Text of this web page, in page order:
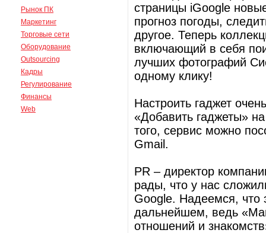
Рынок ПК
Маркетинг
Торговые сети
Оборудование
Outsourcing
Кадры
Регулирование
Финансы
Web
страницы iGoogle
прогноз погоды,
другое. Теперь
включающий в себя
лучших фотографий
одному клику!
Настроить гаджет
«Добавить гаджеты»
того, сервис можно
Gmail.
PR – директор
рады, что у нас
Google. Надеемся, что
дальнейшем, ведь
отношений и